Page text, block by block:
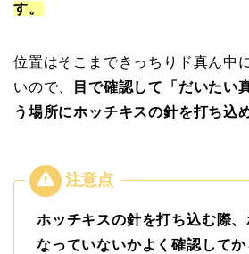
す。
位置はそこまできっちりド真ん中
いので、
目で確認して「だいたい
う場所にホッチキスの針を打ち込
ホッチキスの針を打ち込む際
なっていないかよく確認してか